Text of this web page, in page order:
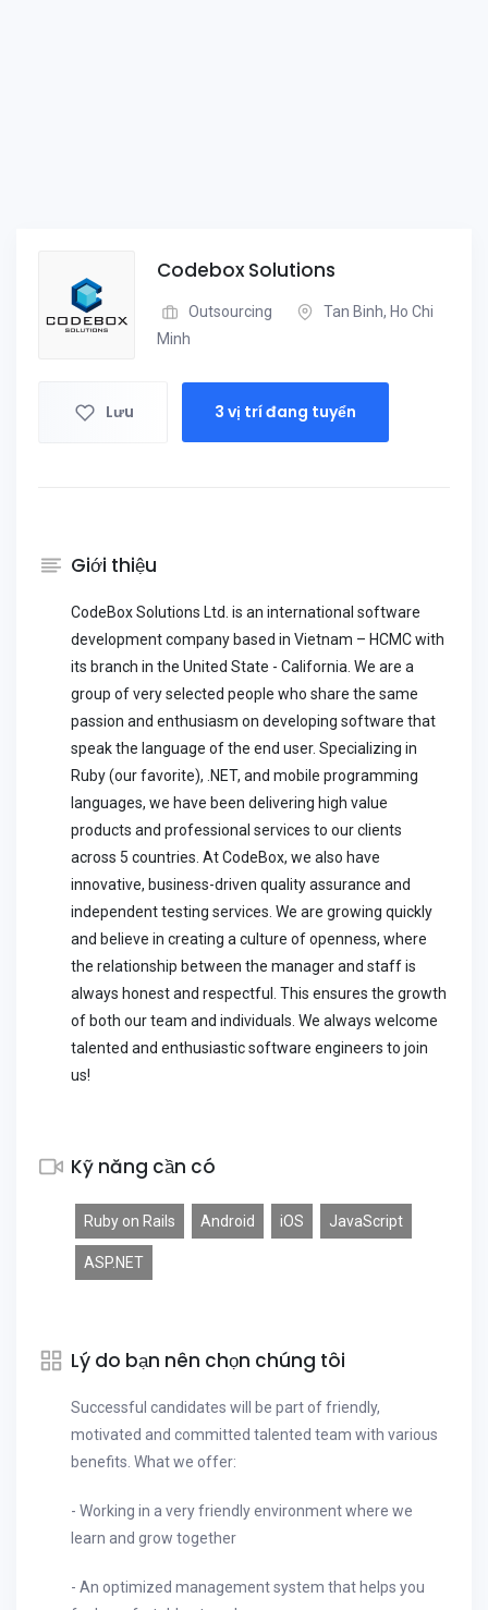
Codebox Solutions
Outsourcing
Tan Binh, Ho Chi
Minh
Lưu 3 vị trí đang tuyển
Giới thiệu
CodeBox Solutions Ltd. is an international software
development company based in Vietnam – HCMC with
its branch in the United State - California. We are a
group of very selected people who share the same
passion and enthusiasm on developing software that
speak the language of the end user. Specializing in
Ruby (our favorite), .NET, and mobile programming
languages, we have been delivering high value
products and professional services to our clients
across 5 countries. At CodeBox, we also have
innovative, business-driven quality assurance and
independent testing services. We are growing quickly
and believe in creating a culture of openness, where
the relationship between the manager and staff is
always honest and respectful. This ensures the growth
of both our team and individuals. We always welcome
talented and enthusiastic software engineers to join
us!
Kỹ năng cần có
Ruby on Rails Android iOS JavaScript
ASP.NET
Lý do bạn nên chọn chúng tôi
Successful candidates will be part of friendly,
motivated and committed talented team with various
benefits. What we offer:
- Working in a very friendly environment where we
learn and grow together
- An optimized management system that helps you